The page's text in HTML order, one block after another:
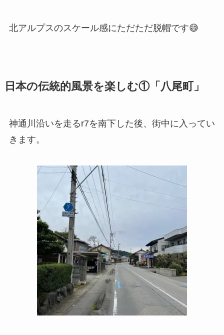
北アルプスのスケール感にただただ脱帽です😅
日本の伝統的風景を楽しむ①「八尾町」
神通川沿いを走るr7を南下した後、街中に入ってい
きます。